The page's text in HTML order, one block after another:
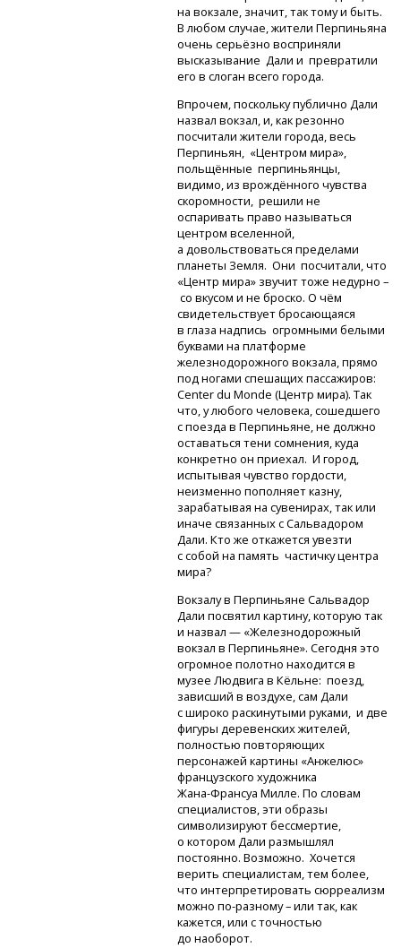
на вокзале, значит, так тому и быть.
В любом случае, жители Перпиньяна
очень серьёзно восприняли
высказывание Дали и превратили
его в слоган всего города.
Впрочем, поскольку публично Дали
назвал вокзал, и, как резонно
посчитали жители города, весь
Перпиньян, «Центром мира»,
польщённые перпиньянцы,
видимо, из врождённого чувства
скоромности, решили не
оспаривать право называться
центром вселенной,
а довольствоваться пределами
планеты Земля. Они посчитали, что
«Центр мира» звучит тоже недурно –
со вкусом и не броско. О чём
свидетельствует бросающаяся
в глаза надпись огромными белыми
буквами на платформе
железнодорожного вокзала, прямо
под ногами спешащих пассажиров:
Center du Monde (Центр мира). Так
что, у любого человека, сошедшего
с поезда в Перпиньяне, не должно
оставаться тени сомнения, куда
конкретно он приехал. И город,
испытывая чувство гордости,
неизменно пополняет казну,
зарабатывая на сувенирах, так или
иначе связанных с Сальвадором
Дали. Кто же откажется увезти
с собой на память частичку центра
мира?
Вокзалу в Перпиньяне Сальвадор
Дали посвятил картину, которую так
и назвал — «Железнодорожный
вокзал в Перпиньяне». Сегодня это
огромное полотно находится в
музее Людвига в Кёльне: поезд,
зависший в воздухе, сам Дали
с широко раскинутыми руками, и две
фигуры деревенских жителей,
полностью повторяющих
персонажей картины «Анжелюс»
французского художника
Жана-Франсуа Милле. По словам
специалистов, эти образы
символизируют бессмертие,
о котором Дали размышлял
постоянно. Возможно. Хочется
верить специалистам, тем более,
что интерпретировать сюрреализм
можнопо-разному– или так, как
кажется, или с точностью
до наоборот.